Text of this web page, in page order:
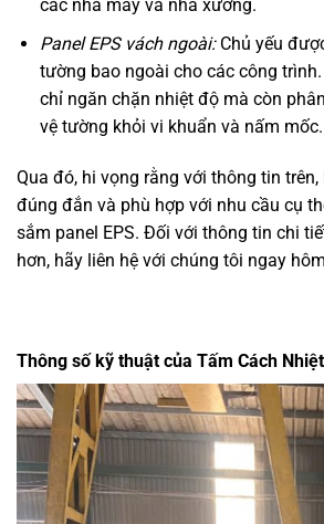
các nhà máy và nhà xưởng.
Panel EPS vách ngoài:Chủ yếu
tường bao ngoài cho các công
chỉ ngăn chặn nhiệt độ mà còn
vệ tường khỏi vi khuẩn và nấm mốc.
Qua đó, hi vọng rằng với thông tin
đúng đắn và phù hợp với nhu cầu cụ
sắm panel EPS. Đối với thông tin chi
hơn, hãy liên hệ với chúng tôi ngay
Thông số kỹ thuật của Tấm Cách